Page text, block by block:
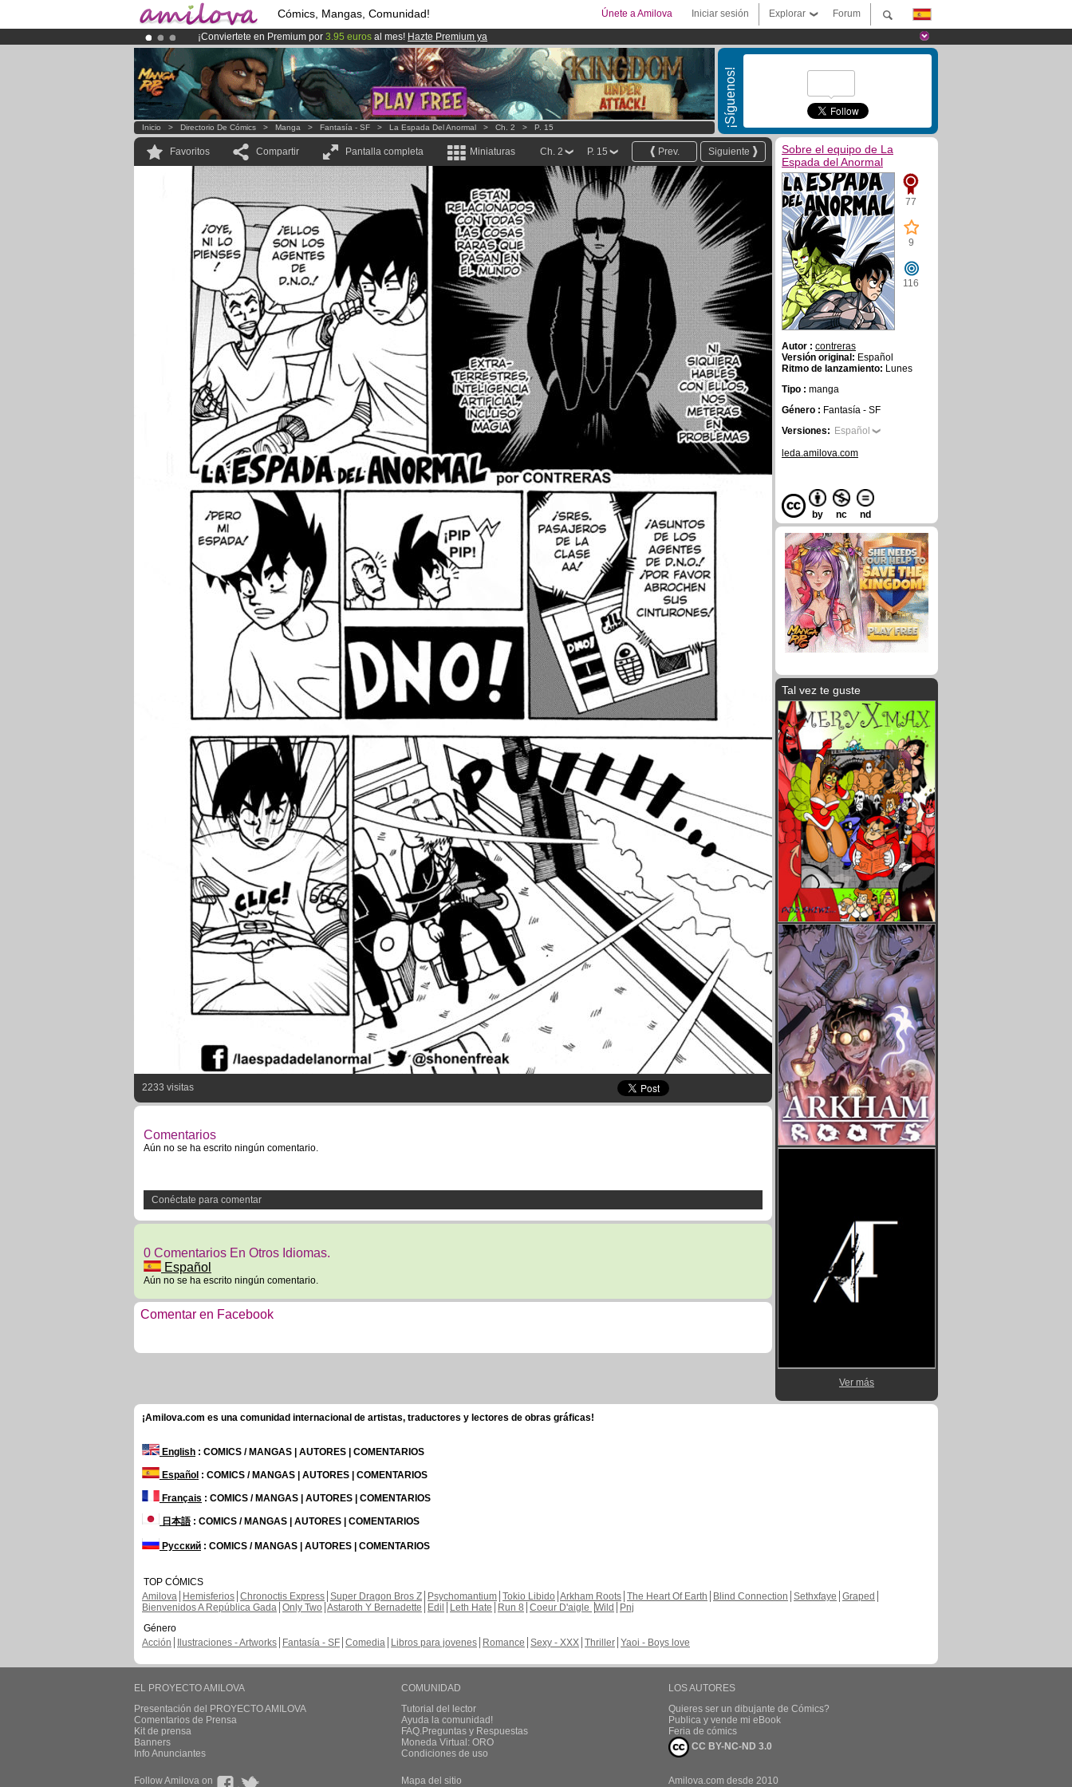
Cómics, Mangas, Comunidad! Forum
Explorar
Iniciar sesión
Únete a Amilova
¡Conviertete en Premium por 3.95 euros al mes! Hazte Premium ya
¡Ya tenemos 134393miembrosy 1208Cómics y Mangas!.
El Kickstarter Amilova está desormado lanzado!.
¡Síguenos!
Inicio > Directorio De Cómics > Manga > Fantasía - SF > La Espada Del Anormal > Ch. 2 > P. 15
Favoritos Compartir Pantalla completa Miniaturas Siguiente
Prev.
P. 15
Ch. 2
2233 visitas
Comentarios
Aún no se ha escrito ningún comentario.
Conéctate para comentar
0 Comentarios En Otros Idiomas.
Español
Aún no se ha escrito ningún comentario.
Comentar en Facebook
Sobre el equipo de La
Espada del Anormal
77
9
116
Autor : contreras
Versión original: Español
Ritmo de lanzamiento: Lunes
Tipo : manga
Género : Fantasía - SF
Versiones: Español
leda.amilova.com
by nc nd
Tal vez te guste
Ver más
¡Amilova.com es una comunidad internacional de artistas, traductores y lectores de obras gráficas!
English : COMICS / MANGAS | AUTORES | COMENTARIOS
Español : COMICS / MANGAS | AUTORES | COMENTARIOS
Français : COMICS / MANGAS | AUTORES | COMENTARIOS
日本語: COMICS / MANGAS | AUTORES | COMENTARIOS
Русский : COMICS / MANGAS | AUTORES | COMENTARIOS
TOP CÓMICS
Amilova
Hemisferios Chronoctis Express Super Dragon Bros Z Psychomantium Tokio Libido Arkham Roots The Heart Of Earth Blind Connection Sethxfaye Graped
Bienvenidos A República Gada Only Two Astaroth Y Bernadette Edil Leth Hate Run 8 Coeur D'aigle Wild
Pnj
Género
Acción
Ilustraciones - Artworks Fantasía - SF Comedia Libros para jovenes Romance Sexy - XXX Thriller Yaoi - Boys love
EL PROYECTO AMILOVA
Presentación del PROYECTO AMILOVA
Comentarios de Prensa
Kit de prensa
Banners
Info Anunciantes
COMUNIDAD
Tutorial del lector
Ayuda la comunidad!
FAQ.Preguntas y Respuestas
Moneda Virtual: ORO
Condiciones de uso
LOS AUTORES
Quieres ser un dibujante de Cómics?
Publica y vende mi eBook
Feria de cómics
CC BY-NC-ND 3.0
Follow Amilova on Mapa del sitio Amilova.com desde 2010